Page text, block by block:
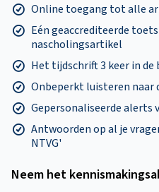
Online toegang tot alle
Eén geaccrediteerde
nascholingsartikel
Het tijdschrift 3 keer in de
Onbeperkt luisteren naar
Gepersonaliseerde alerts
Antwoorden op al je
NTVG'
Neem het